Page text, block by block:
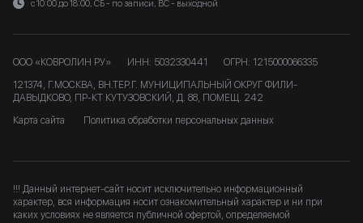
с 10:00 до 18:00, СБ - по записи, ВС - выходной
ООО «КОВРОЛИН РУ» ИНН: 5032330441
ОГРН: 1215000066335
121374, Г.МОСКВА, ВН.ТЕР.Г. МУНИЦИПАЛЬНЫЙ ОКРУГ ФИЛИ-
ДАВЫДКОВО, ПР-КТ КУТУЗОВСКИЙ, Д. 88, ПОМЕЩ. 242
Карта сайта
Политика обработки персональных данных
!!! Данный интернет-сайт носит исключительно информационный
характер, вся информация носит ознакомительный характер и ни при
каких условиях не является публичной офертой, определяемой